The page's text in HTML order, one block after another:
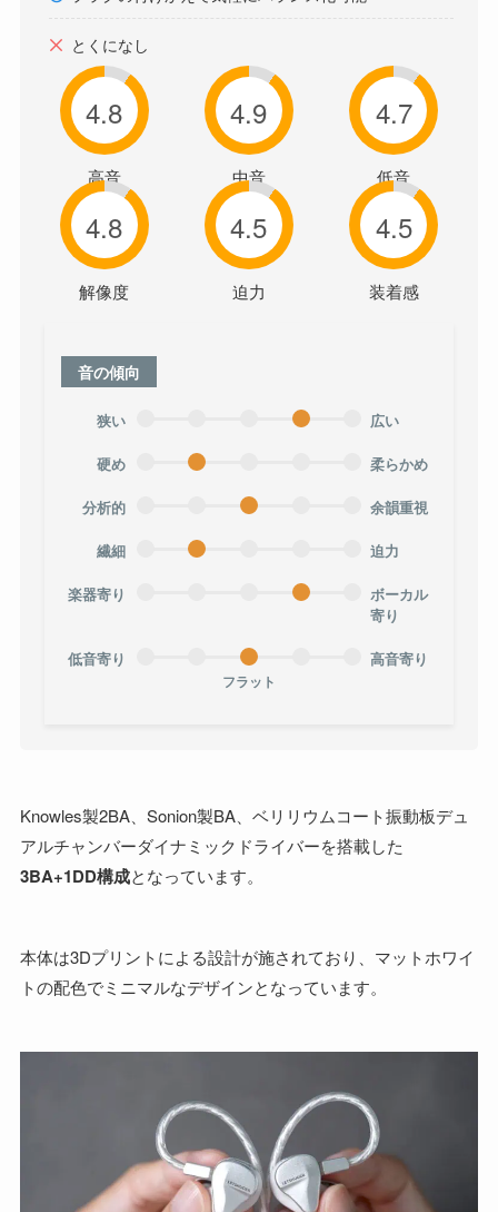
とくになし
4.8
高音
4.9
中音
4.7
低音
4.8
解像度
4.5
迫力
4.5
装着感
音の傾向
狭い 広い
硬め 柔らかめ
分析的 余韻重視
繊細 迫力
楽器寄り
ボーカル
寄り
低音寄り
フラット
高音寄り
Knowles製2BA、Sonion製BA、ベリリウムコート振動板デュ
アルチャンバーダイナミックドライバーを搭載した
3BA+1DD構成となっています。
本体は3Dプリントによる設計が施されており、マットホワイ
トの配色でミニマルなデザインとなっています。